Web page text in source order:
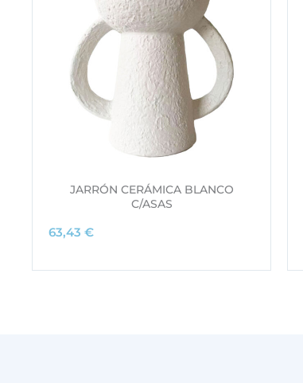
JARRÓN CERÁMICA BLANCO
C/ASAS
63,43 €